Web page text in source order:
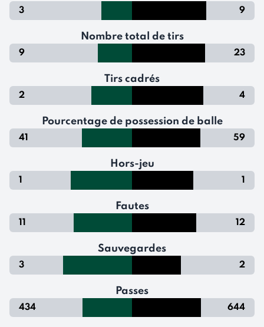
3 9
Nombre total de tirs
9 23
Tirs cadrés
2 4
Pourcentage de possession de balle
41 59
Hors-jeu
1 1
Fautes
11 12
Sauvegardes
3 2
Passes
434 644